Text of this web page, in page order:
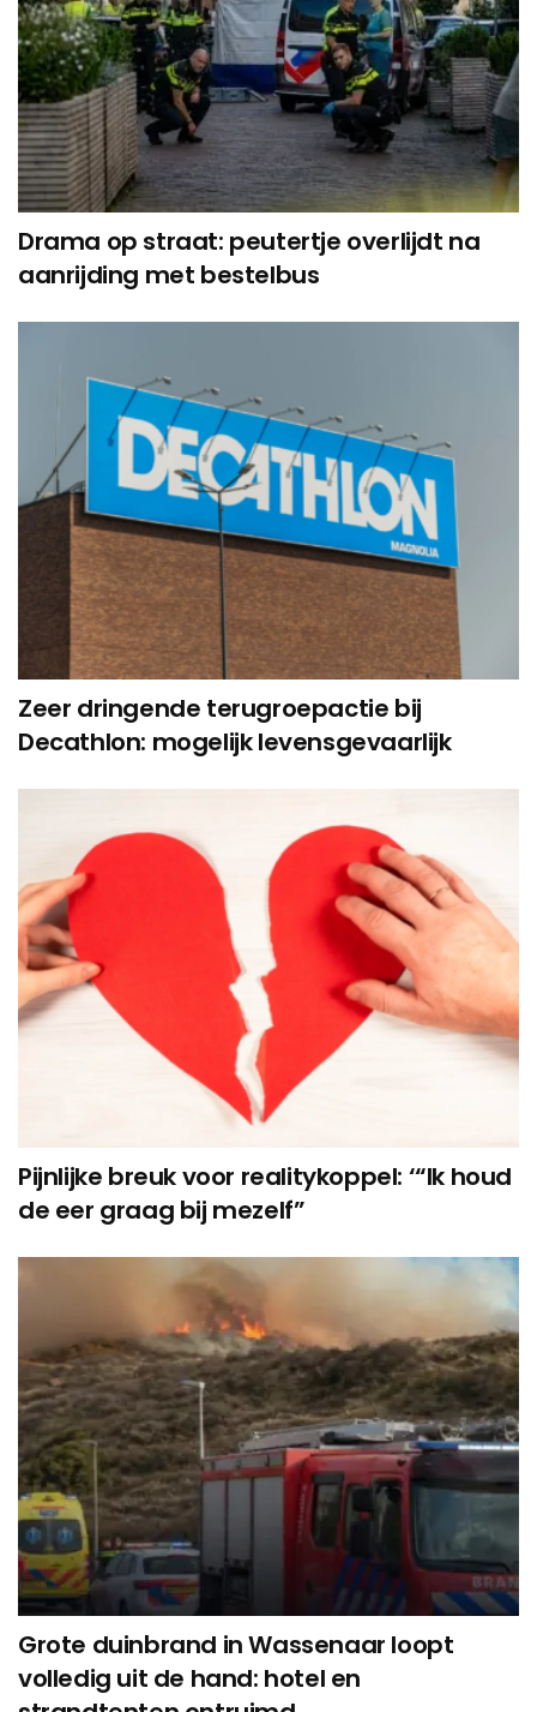
Drama op straat: peutertje overlijdt na
aanrijding met bestelbus
Zeer dringende terugroepactie bij
Decathlon: mogelijk levensgevaarlijk
Pijnlijke breuk voor realitykoppel: ‘“Ik houd
de eer graag bij mezelf”
Grote duinbrand in Wassenaar loopt
volledig uit de hand: hotel en